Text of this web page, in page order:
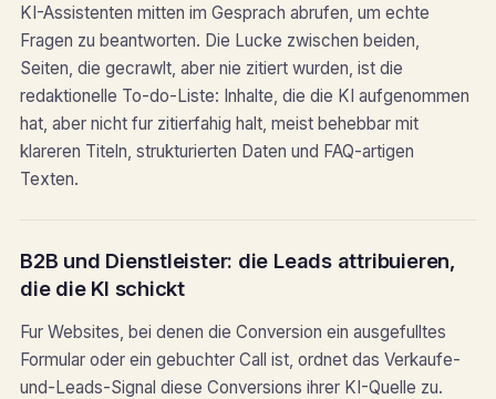
KI-Assistenten mitten im Gesprach abrufen, um echte
Fragen zu beantworten. Die Lucke zwischen beiden,
Seiten, die gecrawlt, aber nie zitiert wurden, ist die
redaktionelle To-do-Liste: Inhalte, die die KI aufgenommen
hat, aber nicht fur zitierfahig halt, meist behebbar mit
klareren Titeln, strukturierten Daten und FAQ-artigen
Texten.
B2B und Dienstleister: die Leads attribuieren,
die die KI schickt
Fur Websites, bei denen die Conversion ein ausgefulltes
Formular oder ein gebuchter Call ist, ordnet das Verkaufe-
und-Leads-Signal diese Conversions ihrer KI-Quelle zu.